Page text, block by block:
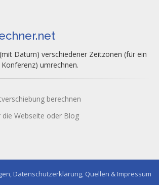
Datum) verschiedener Zeitzonen (für ein
umrechnen.
berechnen
die Webseite oder Blog
Datenschutzerklärung, Quellen & Impressum